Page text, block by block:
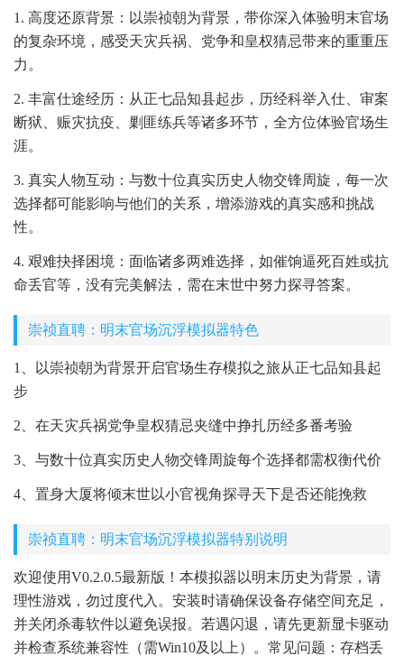
1. 高度还原背景：以崇祯朝为背景，带你深入体验明末官场
的复杂环境，感受天灾兵祸、党争和皇权猜忌带来的重重压
力。
2. 丰富仕途经历：从正七品知县起步，历经科举入仕、审案
断狱、赈灾抗疫、剿匪练兵等诸多环节，全方位体验官场生
涯。
3. 真实人物互动：与数十位真实历史人物交锋周旋，每一次
选择都可能影响与他们的关系，增添游戏的真实感和挑战
性。
4. 艰难抉择困境：面临诸多两难选择，如催饷逼死百姓或抗
命丢官等，没有完美解法，需在末世中努力探寻答案。
崇祯直聘：明末官场沉浮模拟器特色
1、以崇祯朝为背景开启官场生存模拟之旅从正七品知县起
步
2、在天灾兵祸党争皇权猜忌夹缝中挣扎历经多番考验
3、与数十位真实历史人物交锋周旋每个选择都需权衡代价
4、置身大厦将倾末世以小官视角探寻天下是否还能挽救
崇祯直聘：明末官场沉浮模拟器特别说明
欢迎使用V0.2.0.5最新版！本模拟器以明末历史为背景，请
理性游戏，勿过度代入。安装时请确保设备存储空间充足，
并关闭杀毒软件以避免误报。若遇闪退，请先更新显卡驱动
并检查系统兼容性（需Win10及以上）。常见问题：存档丢